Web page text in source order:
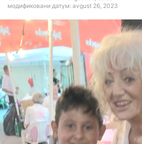
модификовани датум: avgust 26, 2023